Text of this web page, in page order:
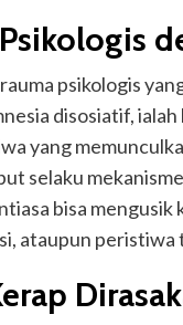
psikologis
disosiatif,
yang
selaku
bisa
ataupun